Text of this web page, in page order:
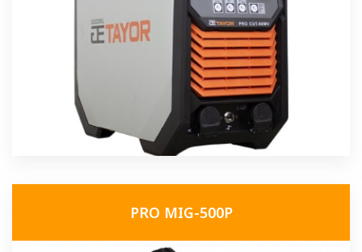
PRO MIG-500P